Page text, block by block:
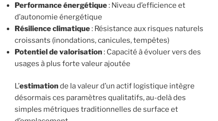
Performance énergétique: Niveau d’efficience et
d’autonomie énergétique
Résilience climatique: Résistance aux risques naturels
croissants (inondations, canicules, tempêtes)
Potentiel de valorisation: Capacité à évoluer vers des
usages à plus forte valeur ajoutée
L’estimationde la valeur d’un actif logistique intègre
désormais ces paramètres qualitatifs, au-delà des
simples métriques traditionnelles de surface et